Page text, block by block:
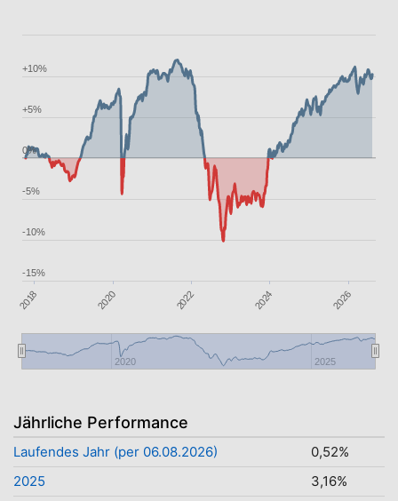
2018 2020 2022 2024 2026
2020 2025
-15%
-10%
-5%
0%
+5%
+10%
Jährliche Performance
Laufendes Jahr (per 06.08.2026)
0,52%
2025
3,16%